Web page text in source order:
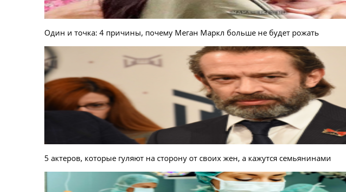
Один и точка: 4 причины, почему Меган Маркл больше не будет рожать
5 актеров, которые гуляют на сторону от своих жен, а кажутся семьянинами